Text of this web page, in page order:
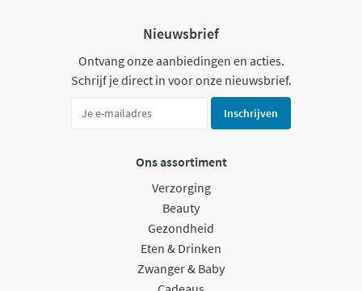
Nieuwsbrief
Ontvang onze aanbiedingen en acties.
Schrijf je direct in voor onze nieuwsbrief.
Inschrijven
Ons assortiment
Verzorging
Beauty
Gezondheid
Eten & Drinken
Zwanger & Baby